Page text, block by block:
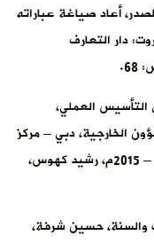
أعاد صياغة عباراته
دار التعارف
التأسيس العملي،
الخارجية، دبي – مركز
الماجد للثقافة والتراث، ط: 1، السنة: 1436ه – 2015م، رشيد كهوس،
والسنة، حسين شرفة،